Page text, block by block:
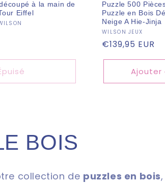
à la main de
Eiffel
Puzzle 500
Puzzle en Bois
Neige A Hie-Jinja
Fournisseur :
WILSON JEUX
Prix
habituel
€139,95 EUR
Ajouter
BOIS
collection de puzzles en bois